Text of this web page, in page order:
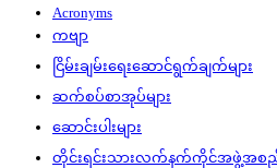
Acronyms
ကဗျာ
ငြိမ်းချမ်းရေးဆောင်ရွက်ချက်များ
ဆက်စပ်စာအုပ်များ
ဆောင်းပါးများ
တိုင်းရင်းသားလက်နက်ကိုင်အဖွဲ့အစည်း